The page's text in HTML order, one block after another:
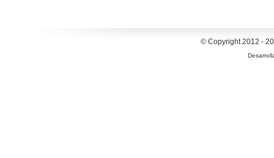
© Copyright 2012 -